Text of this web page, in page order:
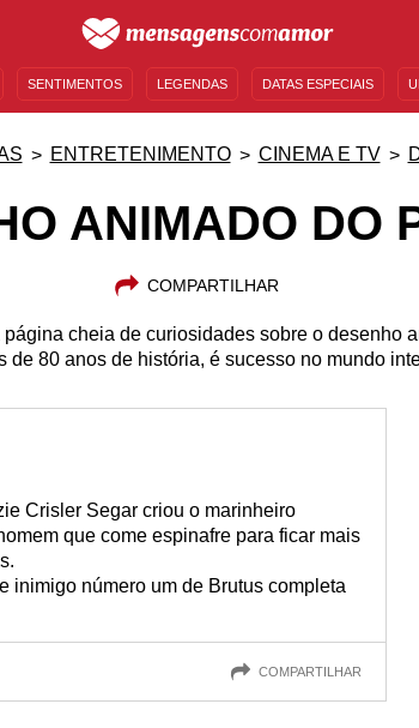
SENTIMENTOS LEGENDAS DATAS ESPECIAIS
ENTRETENIMENTO CINEMA E TV
ANIMADO DO
COMPARTILHAR
cheia de curiosidades sobre o desenho
de 80 anos de história, é sucesso no mundo
Crisler Segar criou o marinheiro
que come espinafre para ficar mais
inimigo número um de Brutus completa
COMPARTILHAR